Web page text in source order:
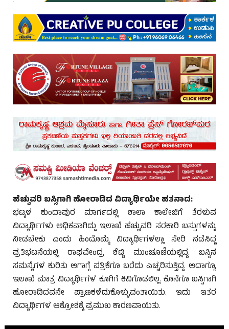
ಹೆಚ್ವುವರಿ ಬಸ್ಸಿಗಾಗಿ ಹೋರಾಡಿದ ವಿದ್ಯಾರ್ಥಿಯೇ ಹತನಾದ:
ಭಟ್ಕಳ ಕುಂದಾಪುರ ಮಾರ್ಗದಲ್ಲಿ ಶಾಲಾ ಕಾಲೇಜಿಗೆ ತೆರಳುವ
ವಿದ್ಯಾರ್ಥಿಗಳು ಅಧಿಕವಾಗಿದ್ದು ಇಲಾಖೆ ಹೆಚ್ಚುವರಿ ಸರಕಾರಿ ಬಸ್ಸುಗಳನ್ನು
ನೀಡಬೇಕು ಎಂದು ಹಿಂದೊಮ್ಮೆ ವಿದ್ಯಾರ್ಥಿಗಳಲ್ಲಾ ಸೇರಿ ನಡೆಸಿದ್ದ
ಪ್ರತಿಭಟನೆಯಲ್ಲಿ ರಾಘವೇಂದ್ರ ಶೆಟ್ಟಿ ಮುಂಚೂಣಿಯಲ್ಲಿದ್ದ. ಬಸ್ಸಿನ
ಸಮಸ್ಯೆಗಳ ಕುರಿತು ಆಗಾಗ್ಗೆ ಪತ್ರಿಕೆಗೂ ಬರೆದು ಎಚ್ಚರಿಸುತ್ತಿದ್ದ. ಆದಾಗ್ಯೂ
ಇಲಾಖೆ ಮಾತ್ರ ವಿದ್ಯಾರ್ಥಿಗಳ ಕೂಗಿಗೆ ಕಿವಿಗೊಡಲಿಲ್ಲ. ಕೊನೆಗೂ ಬಸ್ಸಿಗಾಗಿ
ಹೋರಾಡಿದವನೇ ಪ್ರಾಣಕಳೆದುಕೊಳ್ಳುವಂತಾಯಿತು. ಇದು ಇತರ
ವಿದ್ಯಾರ್ಥಿಗಳ ಆಕ್ರೋಶಕ್ಕೆ ಪ್ರಮುಖ ಕಾರಣವಾಯಿತು.